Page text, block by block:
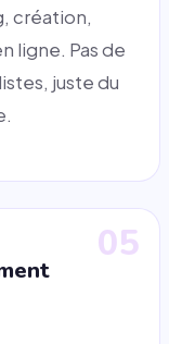
création,
ligne. Pas de
juste du
05